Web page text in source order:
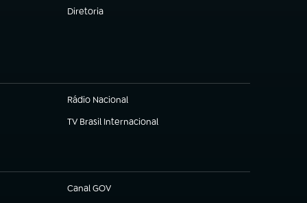
Diretoria
(abre em nova aba)
Rádio Nacional
TV Brasil Internacional
(abre em nova aba)
Canal GOV
(abre em nova aba)